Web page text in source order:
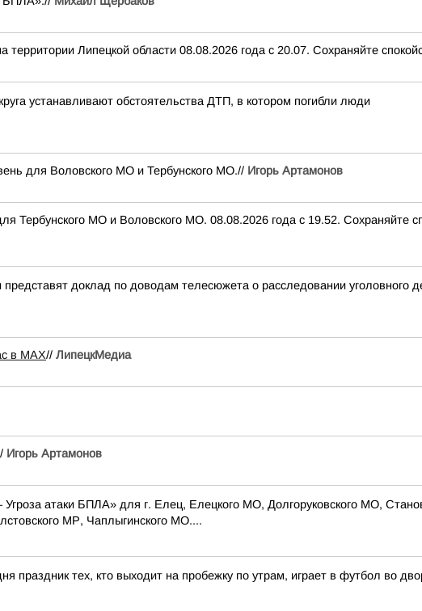
Липецкой области 08.08.2026 года с 20.07. Сохраняйте
устанавливают обстоятельства ДТП, в котором погибли люди
для Воловского МО и Тербунского МО.// Игорь Артамонов
Тербунского МО и Воловского МО. 08.08.2026 года с 19.52. Сохраняйте
доклад по доводам телесюжета о расследовании уголовного
в МАХ// ЛипецкМедиа
Игорь Артамонов
Угроза атаки БПЛА» для г. Елец, Елецкого МО, Долгоруковского МО,
МР, Чаплыгинского МО....
праздник тех, кто выходит на пробежку по утрам, играет в футбол во